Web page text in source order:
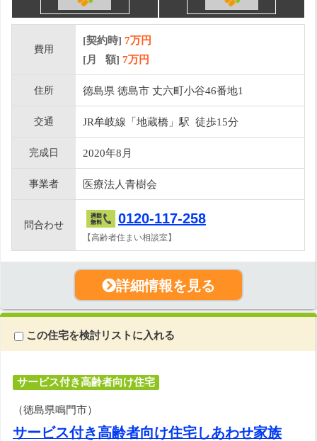
費用
[契約時] 7万円
[月 額] 7万円
住所 徳島県 徳島市 丈六町小谷46番地1
交通 JR牟岐線「地蔵橋」駅 徒歩15分
完成日 2020年8月
事業者 医療法人青樹会
問合わせ 0120-117-258
【高齢者住まい相談室】
詳細情報を見る
この住宅を検討リストに入れる
サービス付き高齢者向け住宅
（徳島県鳴門市）
サービス付き高齢者向け住宅しあわせ家族